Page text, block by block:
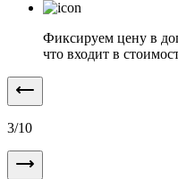
Фиксируем цену в
что входит в
3/10